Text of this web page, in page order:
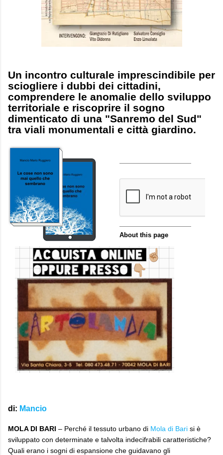
Un incontro culturale imprescindibile per
sciogliere i dubbi dei cittadini,
comprendere le anomalie dello sviluppo
territoriale e riscoprire il sogno
dimenticato di una "Sanremo del Sud"
tra viali monumentali e città giardino.
di: Mancio
MOLA DI BARI – Perché il tessuto urbano di Mola di Bari si è
sviluppato con determinate e talvolta indecifrabili caratteristiche?
Quali erano i sogni di espansione che guidavano gli